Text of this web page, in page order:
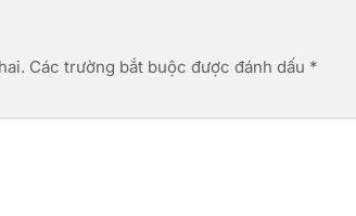
Các trường bắt buộc được đánh dấu *